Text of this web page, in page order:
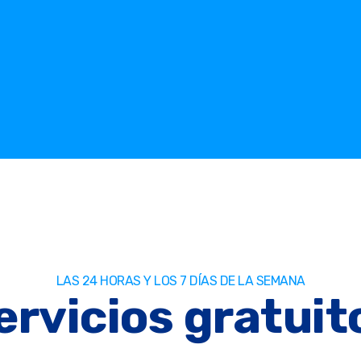
LAS 24 HORAS Y LOS 7 DÍAS DE LA SEMANA